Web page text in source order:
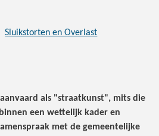
Sluikstorten en Overlast
als "straatkunst", mits die
een wettelijk kader en
met de gemeentelijke